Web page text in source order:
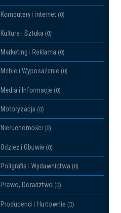
Komputery i internet (0)
Kultura i Sztuka (0)
Marketing i Reklama (0)
Meble i Wyposażenie (0)
Media i Informacje (0)
Motoryzacja (0)
Nieruchomości (0)
Odzież i Obuwie (0)
Poligrafia i Wydawnictwa (0)
Prawo, Doradztwo (0)
Producenci i Hurtownie (0)